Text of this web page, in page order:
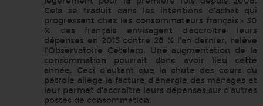
Cela se traduit dans les intentions d’achat qui
progressent chez les consommateurs français : 30
% des français envisagent d’accroître leurs
dépenses en 2015 contre 28 % l’an dernier, relève
l’Observatoire Cetelem. Une augmentation de la
consommation pourrait donc avoir lieu cette
année. Ceci d’autant que la chute des cours du
pétrole allège la facture d’énergie des ménages et
leur permet d’accroître leurs dépenses sur d’autres
postes de consommation.